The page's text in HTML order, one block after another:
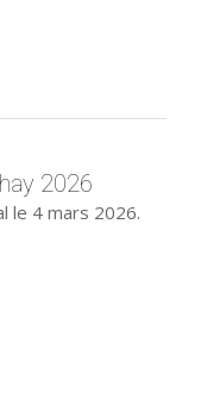
2026
le 4 mars 2026.